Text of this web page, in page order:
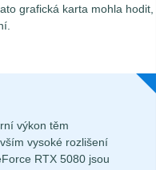
grafická karta mohla hodit,
výkon těm
vysoké rozlišení
RTX 5080 jsou